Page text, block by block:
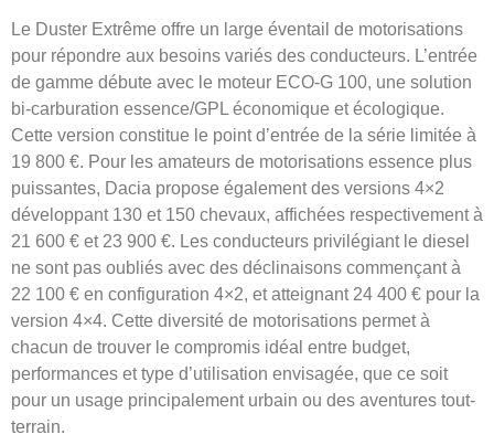
Le Duster Extrême offre un large éventail de motorisations
pour répondre aux besoins variés des conducteurs. L’entrée
de gamme débute avec le moteur ECO-G 100, une solution
bi-carburation essence/GPL économique et écologique.
Cette version constitue le point d’entrée de la série limitée à
19 800 €. Pour les amateurs de motorisations essence plus
puissantes, Dacia propose également des versions 4×2
développant 130 et 150 chevaux, affichées respectivement à
21 600 € et 23 900 €. Les conducteurs privilégiant le diesel
ne sont pas oubliés avec des déclinaisons commençant à
22 100 € en configuration 4×2, et atteignant 24 400 € pour la
version 4×4. Cette diversité de motorisations permet à
chacun de trouver le compromis idéal entre budget,
performances et type d’utilisation envisagée, que ce soit
pour un usage principalement urbain ou des aventures tout-
terrain.